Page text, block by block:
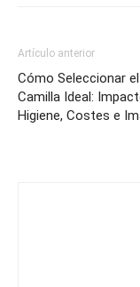
Artículo anterior
Cómo Seleccionar
Camilla Ideal:
Higiene, Costes e